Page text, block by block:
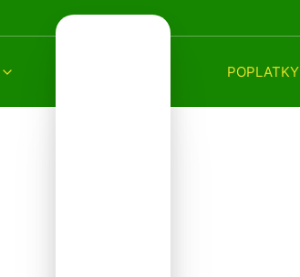
POPLATKY